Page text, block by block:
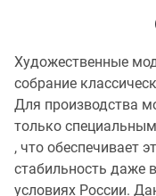
Художественные
собрание
Для производства
только
, что обеспечивает
стабильность даже
условиях России.